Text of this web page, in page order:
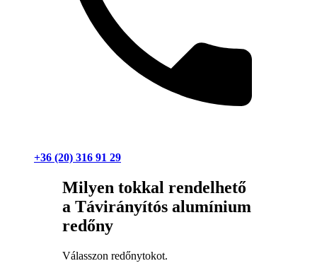
+36 (20) 316 91 29
Milyen tokkal rendelhető
a Távirányítós alumínium
redőny
Válasszon redőnytokot.